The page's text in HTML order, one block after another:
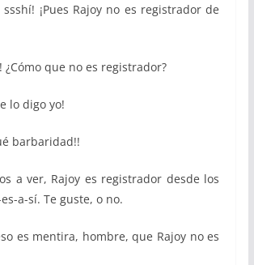
ssshí! ¡Pues Rajoy no es registrador de
¿Cómo que no es registrador?
lo digo yo!
barbaridad!!
a ver, Rajoy es registrador desde los
a-sí. Te guste, o no.
es mentira, hombre, que Rajoy no es